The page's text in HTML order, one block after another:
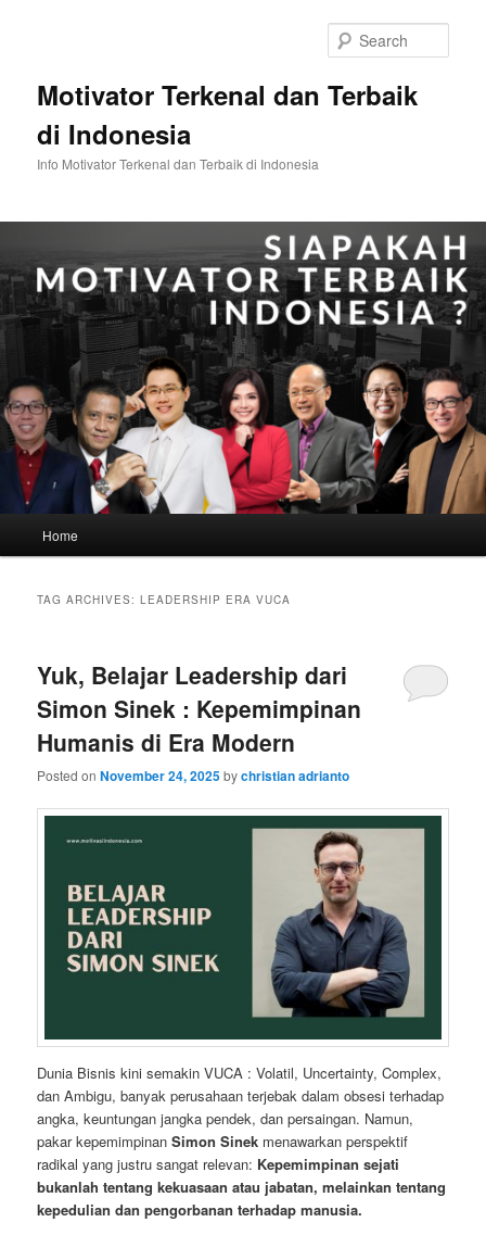
Motivator Terkenal dan Terbaik
di Indonesia
Info Motivator Terkenal dan Terbaik di Indonesia
Home
TAG ARCHIVES:LEADERSHIP ERA VUCA
Yuk, Belajar Leadership dari
Simon Sinek : Kepemimpinan
Humanis di Era Modern
Posted onNovember 24, 2025bychristian adrianto
Dunia Bisnis kini semakin VUCA : Volatil, Uncertainty, Complex,
dan Ambigu, banyak perusahaan terjebak dalam obsesi terhadap
angka, keuntungan jangka pendek, dan persaingan. Namun,
pakar kepemimpinanSimon Sinek menawarkan perspektif
radikal yang justru sangat relevan: Kepemimpinan sejati
bukanlah tentang kekuasaan atau jabatan, melainkan tentang
kepedulian dan pengorbanan terhadap manusia.